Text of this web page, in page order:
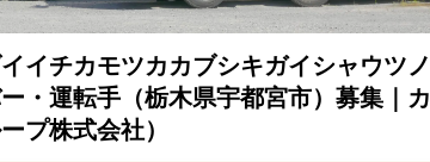
イチカモツカカブシキガイシャウツノ
・運転手（栃木県宇都宮市）募集｜カ
プ株式会社）